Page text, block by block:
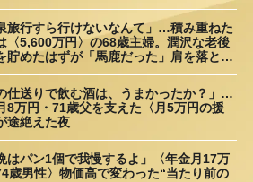
旅行すら行けないなんて」…積み重ねた
〈5,600万円〉の68歳主婦。潤沢な老後
貯めたはずが「馬鹿だった」肩を落とす
仕送りで飲む酒は、うまかったか？」…
8万円・71歳父を支えた〈月5万円の援
途絶えた夜
はパン1個で我慢するよ」〈年金月17万
歳男性〉物価高で変わった“当たり前の